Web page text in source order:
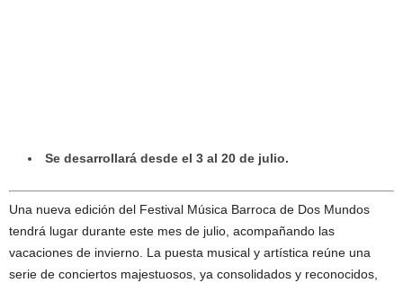
Se desarrollará desde el 3 al 20 de julio.
Una nueva edición del Festival Música Barroca de Dos Mundos
tendrá lugar durante este mes de julio, acompañando las
vacaciones de invierno. La puesta musical y artística reúne una
serie de conciertos majestuosos, ya consolidados y reconocidos,